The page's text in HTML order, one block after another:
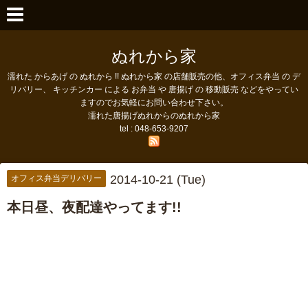
ぬれから家
濡れた からあげ の ぬれから !! ぬれから家 の店舗販売の他、オフィス弁当 の デ
リバリー、 キッチンカー による お弁当 や 唐揚げ の 移動販売 などをやってい
ますのでお気軽にお問い合わせ下さい。
濡れた唐揚げぬれからのぬれから家
tel : 048-653-9207
オフィス弁当デリバリー 2014-10-21 (Tue)
本日昼、夜配達やってます!!